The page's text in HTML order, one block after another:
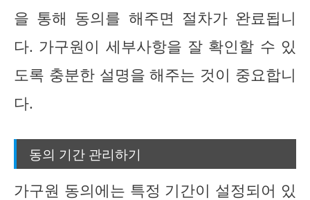
을 통해 동의를 해주면 절차가 완료됩니
다. 가구원이 세부사항을 잘 확인할 수 있
도록 충분한 설명을 해주는 것이 중요합니
다.
동의 기간 관리하기
가구원 동의에는 특정 기간이 설정되어 있